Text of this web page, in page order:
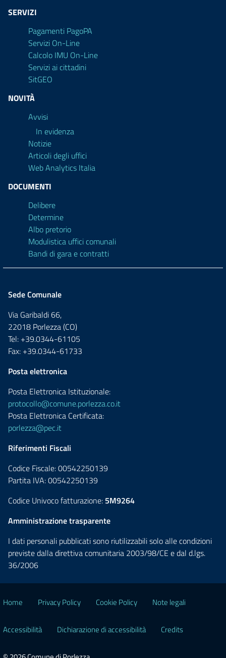
SERVIZI
Pagamenti PagoPA
Servizi On-Line
Calcolo IMU On-Line
Servizi ai cittadini
SitGEO
NOVITÀ
Avvisi
In evidenza
Notizie
Articoli degli uffici
Web Analytics Italia
DOCUMENTI
Delibere
Determine
Albo pretorio
Modulistica uffici comunali
Bandi di gara e contratti
Sede Comunale
Via Garibaldi 66,
22018 Porlezza (CO)
Tel: +39.0344-61105
Fax: +39.0344-61733
Posta elettronica
Posta Elettronica Istituzionale:
protocollo@comune.porlezza.co.it
Posta Elettronica Certificata:
porlezza@pec.it
Riferimenti Fiscali
Codice Fiscale: 00542250139
Partita IVA: 00542250139
Codice Univoco fatturazione: 5M9264
Amministrazione trasparente
I dati personali pubblicati sono riutilizzabili solo alle condizioni
previste dalla direttiva comunitaria 2003/98/CE e dal d.lgs.
36/2006
Home Privacy Policy Cookie Policy Note legali
Accessibilità Dichiarazione di accessibilità Credits